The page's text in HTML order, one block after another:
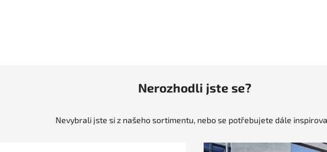
Nerozhodli jste se?
Nevybrali jste si z našeho sortimentu, nebo se potřebujete dále